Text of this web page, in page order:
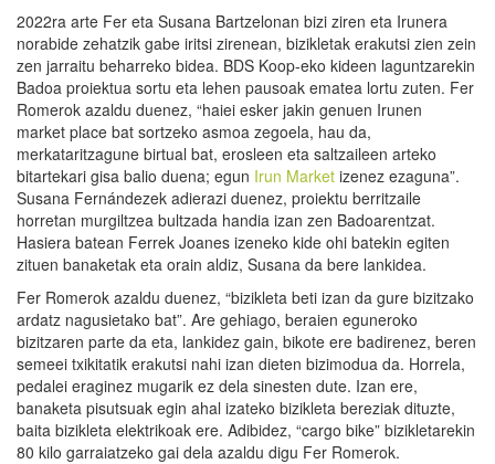
2022ra arte Fer eta Susana Bartzelonan bizi ziren eta Irunera
norabide zehatzik gabe iritsi zirenean, bizikletak erakutsi zien zein
zen jarraitu beharreko bidea. BDS Koop-eko kideen laguntzarekin
Badoa proiektua sortu eta lehen pausoak ematea lortu zuten. Fer
Romerok azaldu duenez, “haiei esker jakin genuen Irunen
market place bat sortzeko asmoa zegoela, hau da,
merkataritzagune birtual bat, erosleen eta saltzaileen arteko
bitartekari gisa balio duena; egun Irun Market izenez ezaguna”.
Susana Fernándezek adierazi duenez, proiektu berritzaile
horretan murgiltzea bultzada handia izan zen Badoarentzat.
Hasiera batean Ferrek Joanes izeneko kide ohi batekin egiten
zituen banaketak eta orain aldiz, Susana da bere lankidea.
Fer Romerok azaldu duenez, “bizikleta beti izan da gure bizitzako
ardatz nagusietako bat”. Are gehiago, beraien eguneroko
bizitzaren parte da eta, lankidez gain, bikote ere badirenez, beren
semeei txikitatik erakutsi nahi izan dieten bizimodua da. Horrela,
pedalei eraginez mugarik ez dela sinesten dute. Izan ere,
banaketa pisutsuak egin ahal izateko bizikleta bereziak dituzte,
baita bizikleta elektrikoak ere. Adibidez, “cargo bike” bizikletarekin
80 kilo garraiatzeko gai dela azaldu digu Fer Romerok.